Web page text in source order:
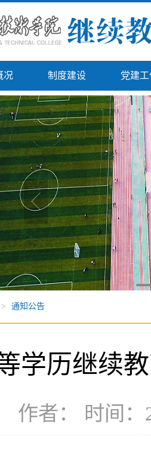
况 制度建设 党建
> 通知公告
学历继续
作者： 时间：